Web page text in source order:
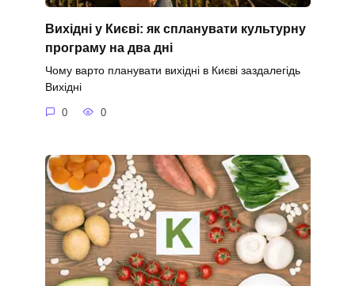
Вихідні у Києві: як спланувати культурну
програму на два дні
Чому варто планувати вихідні в Києві заздалегідь
Вихідні
0 0